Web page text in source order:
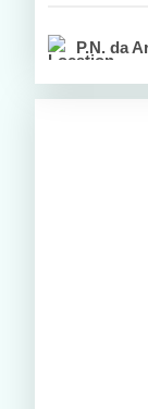
P.N. da